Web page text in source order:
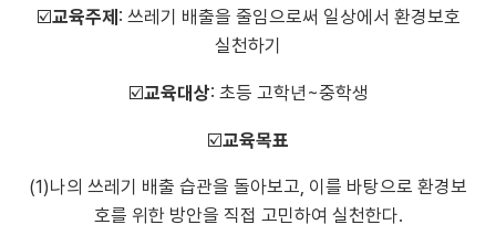
☑️교육주제: 쓰레기 배출을 줄임으로써 일상에서 환경보호
실천하기
☑️교육대상: 초등 고학년~중학생
☑️교육목표
(1)나의 쓰레기 배출 습관을 돌아보고, 이를 바탕으로 환경보
호를 위한 방안을 직접 고민하여 실천한다.